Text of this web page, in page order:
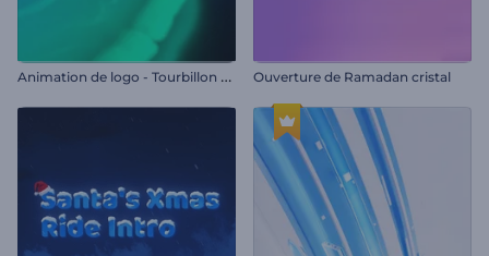
A
nimation de logo - Tourbillon de fumée Ouverture de Ramadan cristal